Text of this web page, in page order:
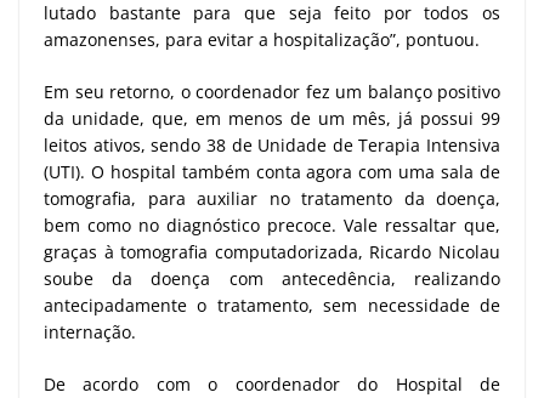
lutado bastante para que seja feito por todos os
amazonenses, para evitar a hospitalização”, pontuou.
Em seu retorno, o coordenador fez um balanço positivo
da unidade, que, em menos de um mês, já possui 99
leitos ativos, sendo 38 de Unidade de Terapia Intensiva
(UTI). O hospital também conta agora com uma sala de
tomografia, para auxiliar no tratamento da doença,
bem como no diagnóstico precoce. Vale ressaltar que,
graças à tomografia computadorizada, Ricardo Nicolau
soube da doença com antecedência, realizando
antecipadamente o tratamento, sem necessidade de
internação.
De acordo com o coordenador do Hospital de